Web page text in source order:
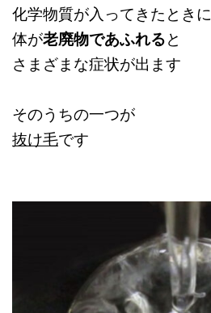
化学物質が入ってきたときに
体が老廃物であふれると
さまざまな症状が出ます
そのうちの一つが
抜け毛です